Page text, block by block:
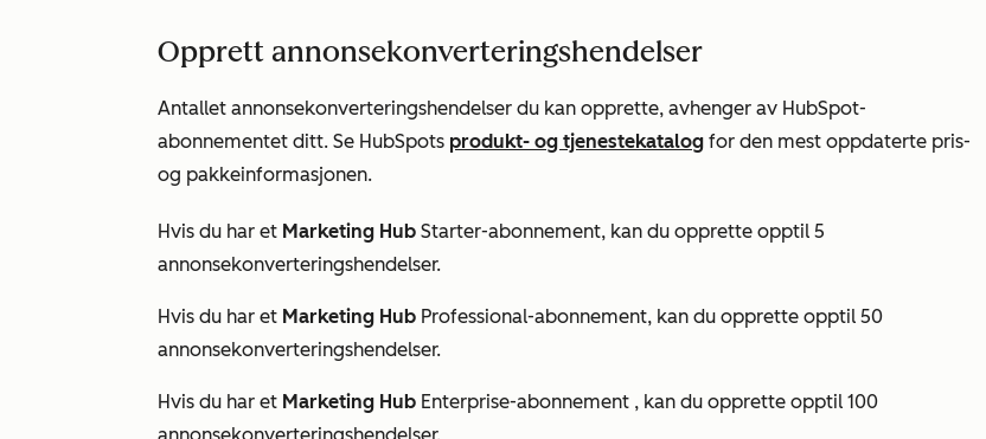
Opprett annonsekonverteringshendelser
Antallet annonsekonverteringshendelser du kan opprette, avhenger av HubSpot-
abonnementet ditt. Se HubSpots produkt- og tjenestekatalog for den mest oppdaterte pris-
og pakkeinformasjonen.
Hvis du har et Marketing Hub Starter-abonnement, kan du opprette opptil 5
annonsekonverteringshendelser.
Hvis du har et Marketing Hub Professional-abonnement, kan du opprette opptil 50
annonsekonverteringshendelser.
Hvis du har et Marketing Hub Enterprise-abonnement , kan du opprette opptil 100